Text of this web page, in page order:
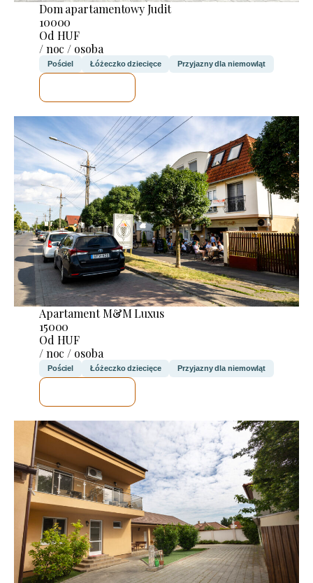
Dom apartamentowy Judit
10000
Od HUF
/ noc / osoba
Pościel Łóżeczko dziecięce Przyjazny dla niemowląt
Apartament M&M Luxus
15000
Od HUF
/ noc / osoba
Pościel Łóżeczko dziecięce Przyjazny dla niemowląt